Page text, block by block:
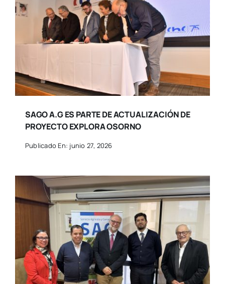
SAGO A.G ES PARTE DE ACTUALIZACIÓN DE
PROYECTO EXPLORA OSORNO
Publicado En: junio 27, 2026